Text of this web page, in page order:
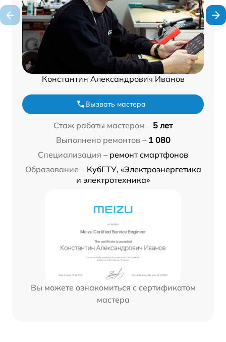
Константин Александрович Иванов
Вызвать мастера
Стаж работы мастером – 5 лет
Выполнено ремонтов – 1 080
Специализация – ремонт смартфонов
Образование – КубГТУ, «Электроэнергетика
и электротехника»
Вы можете ознакомиться с сертификатом
мастера